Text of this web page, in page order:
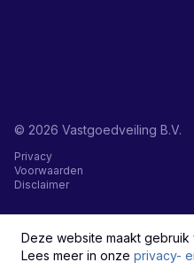
© 2026 Vastgoedveiling B.V.
Privacy
Voorwaarden
Disclaimer
Deze website maakt gebruik
Lees meer in onze privacy-